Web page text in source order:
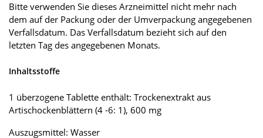
Bitte verwenden Sie dieses Arzneimittel nicht mehr nach
dem auf der Packung oder der Umverpackung angegebenen
Verfallsdatum. Das Verfallsdatum bezieht sich auf den
letzten Tag des angegebenen Monats.
Inhaltsstoffe
1 überzogene Tablette enthält: Trockenextrakt aus
Artischockenblättern (4 -6: 1), 600 mg
Auszugsmittel: Wasser